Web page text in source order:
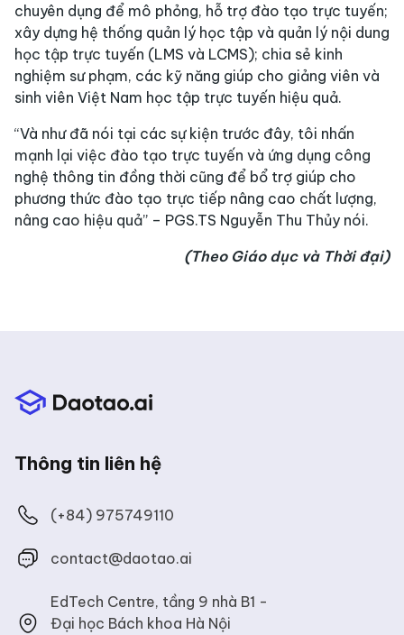
chuyên dụng để mô phỏng, hỗ trợ đào tạo trực tuyến;
xây dựng hệ thống quản lý học tập và quản lý nội dung
học tập trực tuyến (LMS và LCMS); chia sẻ kinh
nghiệm sư phạm, các kỹ năng giúp cho giảng viên và
sinh viên Việt Nam học tập trực tuyến hiệu quả.
“Và như đã nói tại các sự kiện trước đây, tôi nhấn
mạnh lại việc đào tạo trực tuyến và ứng dụng công
nghệ thông tin đồng thời cũng để bổ trợ giúp cho
phương thức đào tạo trực tiếp nâng cao chất lượng,
nâng cao hiệu quả” – PGS.TS Nguyễn Thu Thủy nói.
(Theo Giáo dục và Thời đại)
Thông tin liên hệ
(+84) 975749110
contact@daotao.ai
EdTech Centre, tầng 9 nhà B1 -
Đại học Bách khoa Hà Nội